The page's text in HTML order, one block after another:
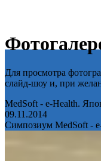
Для просмотра
слайд-шоу и, при
MedSoft - e-Health.
09.11.2014
Симпозиум MedSoft -